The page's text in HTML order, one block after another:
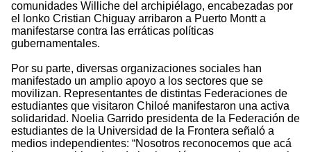
comunidades Williche del archipiélago, encabezadas por
el lonko Cristian Chiguay arribaron a Puerto Montt a
manifestarse contra las erráticas políticas
gubernamentales.
Por su parte, diversas organizaciones sociales han
manifestado un amplio apoyo a los sectores que se
movilizan. Representantes de distintas Federaciones de
estudiantes que visitaron Chiloé manifestaron una activa
solidaridad. Noelia Garrido presidenta de la Federación de
estudiantes de la Universidad de la Frontera señaló a
medios independientes: “Nosotros reconocemos que acá